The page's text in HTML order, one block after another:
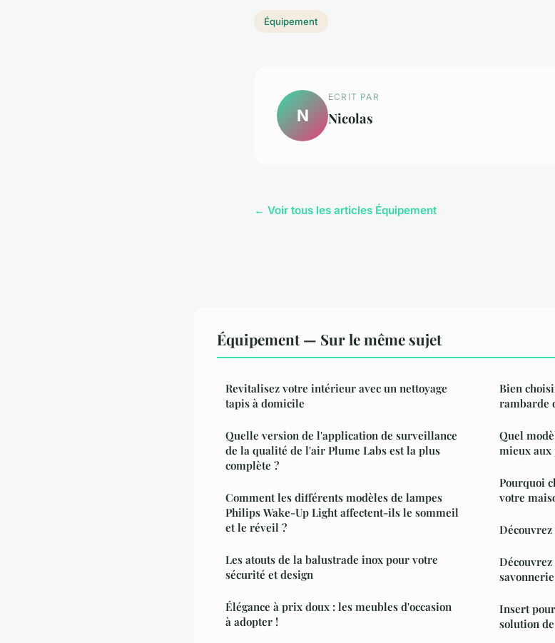
Équipement
N
ECRIT PAR
Nicolas
← Voir tous les articles Équipement
Équipement — Sur le même sujet
Revitalisez votre intérieur avec un nettoyage
tapis à domicile
Quelle version de l'application de surveillance
de la qualité de l'air Plume Labs est la plus
complète ?
Comment les différents modèles de lampes
Philips Wake-Up Light affectent-ils le sommeil
et le réveil ?
Les atouts de la balustrade inox pour votre
sécurité et design
Élégance à prix doux : les meubles d'occasion
à adopter !
Bien
rambarde
Quel
mieux aux
Pourquoi
votre
Insert
solution